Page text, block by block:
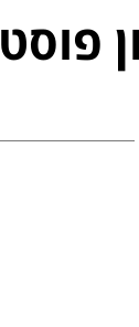
פוסט